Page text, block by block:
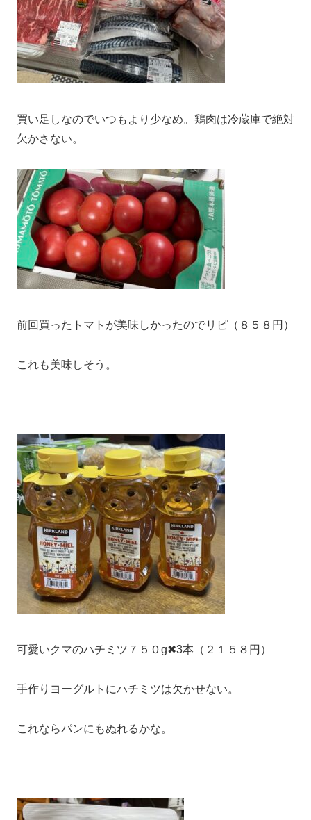
買い足しなのでいつもより少なめ。鶏肉は冷蔵庫で絶対
欠かさない。
前回買ったトマトが美味しかったのでリピ（８５８円）
これも美味しそう。
可愛いクマのハチミツ７５０g✖︎3本（２１５８円）
手作りヨーグルトにハチミツは欠かせない。
これならパンにもぬれるかな。